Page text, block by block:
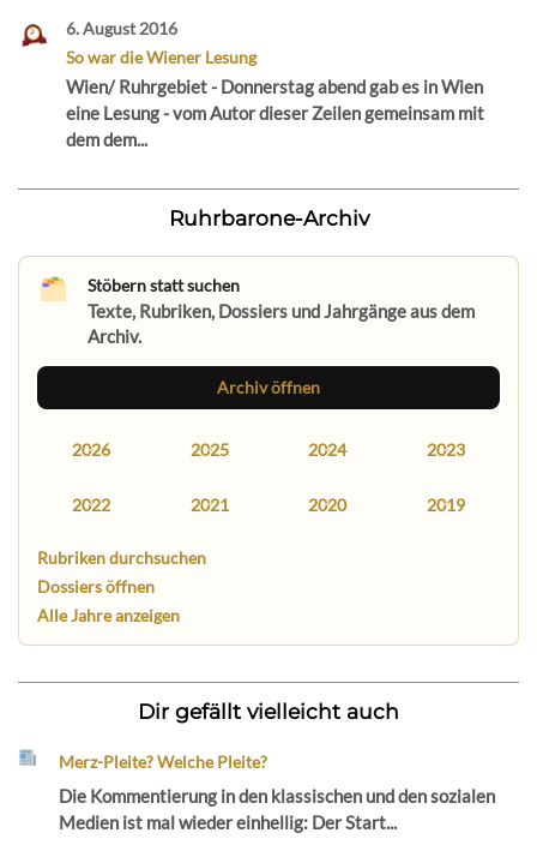
6. August 2016
So war die Wiener Lesung
Wien/ Ruhrgebiet - Donnerstag abend gab es in Wien
eine Lesung - vom Autor dieser Zeilen gemeinsam mit
dem dem...
Ruhrbarone-Archiv
Stöbern statt suchen
Texte, Rubriken, Dossiers und Jahrgänge aus dem
Archiv.
Archiv öffnen
2026 2025 2024 2023
2022 2021 2020 2019
Rubriken durchsuchen
Dossiers öffnen
Alle Jahre anzeigen
Dir gefällt vielleicht auch
Merz-Pleite? Welche Pleite?
Die Kommentierung in den klassischen und den sozialen
Medien ist mal wieder einhellig: Der Start...